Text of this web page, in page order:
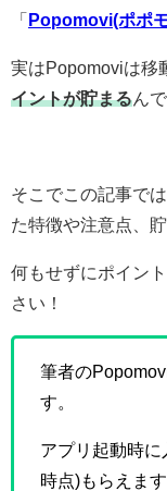
「 Popomovi(ポポ
実はPopomoviは移
イントが貯まるんで
そこでこの記事で
た特徴や注意点、
何もせずにポイン
さい！
筆者の
す。
アプリ起動時
時点)もらえます